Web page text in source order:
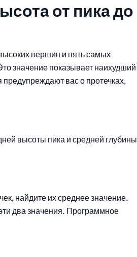
от пика до
вершин и пять самых
значение показывает наихудший
вас о протечках,
высоты пика и средней глубины
найдите их среднее значение.
два значения. Программное